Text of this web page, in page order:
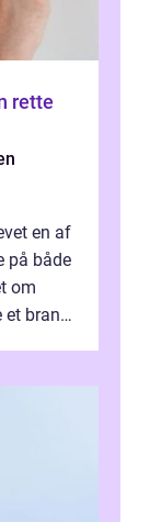
rette
en af
på både
om
brand,